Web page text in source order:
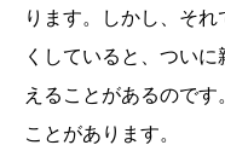
ります。しかし、そ
くしていると、つい
えることがあるので
ことがあります。